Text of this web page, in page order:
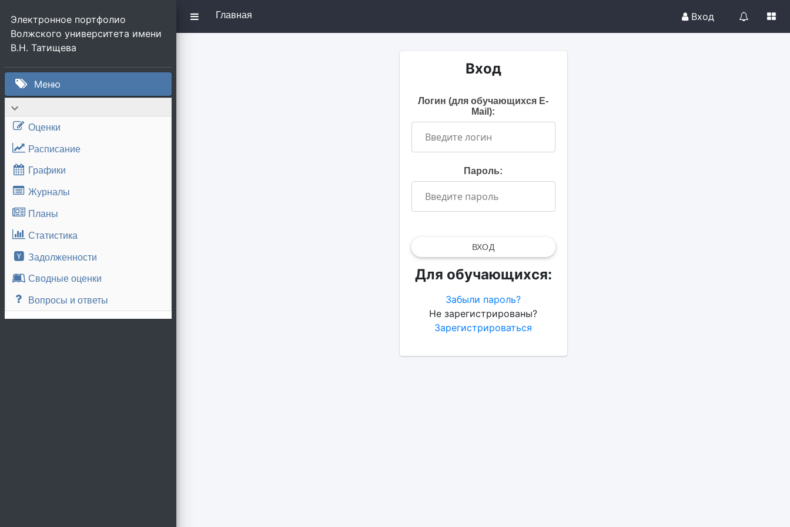
Главная Вход
Электронное портфолио
Волжского университета имени
В.Н. Татищева
Меню
Оценки
Расписание
Графики
Журналы
Планы
Статистика
Задолженности
Сводные оценки
Вопросы и ответы
Вход
Логин (для обучающихся E-
Mail):
Пароль:
ВХОД
Для обучающихся:
Забыли пароль?
Не зарегистрированы?
Зарегистрироваться